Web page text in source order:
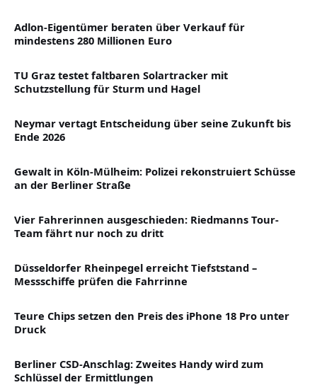
Adlon-Eigentümer beraten über Verkauf für
mindestens 280 Millionen Euro
TU Graz testet faltbaren Solartracker mit
Schutzstellung für Sturm und Hagel
Neymar vertagt Entscheidung über seine Zukunft bis
Ende 2026
Gewalt in Köln-Mülheim: Polizei rekonstruiert Schüsse
an der Berliner Straße
Vier Fahrerinnen ausgeschieden: Riedmanns Tour-
Team fährt nur noch zu dritt
Düsseldorfer Rheinpegel erreicht Tiefststand –
Messschiffe prüfen die Fahrrinne
Teure Chips setzen den Preis des iPhone 18 Pro unter
Druck
Berliner CSD-Anschlag: Zweites Handy wird zum
Schlüssel der Ermittlungen